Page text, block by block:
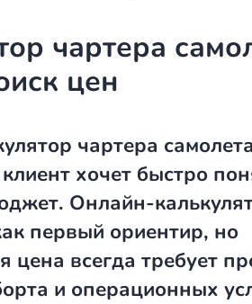
чартера
цен
чартера
хочет быстро
Онлайн-
первый ориентир, но
цена всегда требует
и операционных